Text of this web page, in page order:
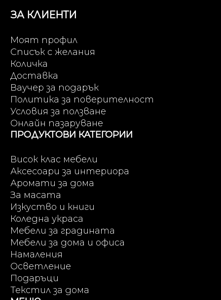
ЗА КЛИЕНТИ
Моят профил
Списък с желания
Количка
Доставка
Ваучер за подарък
Политика за поверителност
Условия за ползване
Онлайн пазаруване
ПРОДУКТОВИ КАТЕГОРИИ
Висок клас мебели
Аксесоари за интериора
Аромати за дома
За масата
Изкуство и книги
Коледна украса
Мебели за градината
Мебели за дома и офиса
Намаления
Осветление
Подаръци
Текстил за дома